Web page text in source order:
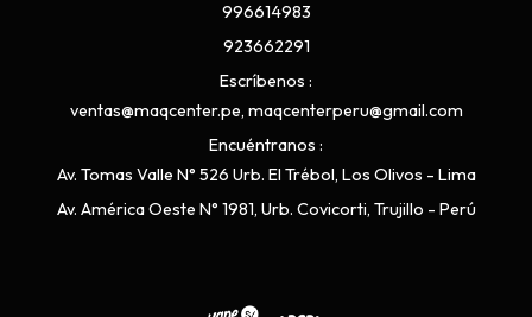
996614983
923662291
Escríbenos
ventas@maqcenter.pe, maqcenterperu@gmail.com
Encuéntranos
Av. Tomas Valle N° 526 Urb. El Trébol, Los Olivos - Lima
Av. América Oeste N° 1981, Urb. Covicorti, Trujillo - Perú